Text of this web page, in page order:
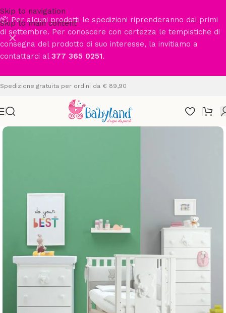
Skip to navigation
Skip to main content
📦 Per alcuni prodotti le spedizioni riprenderanno dai primi
di settembre. Per conoscere con certezza le tempistiche di
consegna del prodotto di suo interesse, la invitiamo a
contattarci al 377 365 0251.
Spedizione gratuita per ordini da € 89,90